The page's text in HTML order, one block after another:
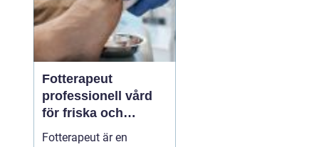
Fotterapeut
professionell vård
för friska och
starkare fötter
Fotterapeut är en